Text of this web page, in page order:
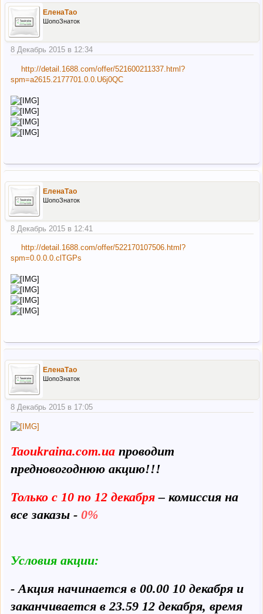
ЕленаТао
ШопоЗнаток
8 Декабрь 2015 в 12:34
http://detail.1688.com/offer/521600211337.html?
spm=a2615.2177701.0.0.U6j0QC
ЕленаТао
ШопоЗнаток
8 Декабрь 2015 в 12:41
http://detail.1688.com/offer/522170107506.html?
spm=0.0.0.0.clTGPs
ЕленаТао
ШопоЗнаток
8 Декабрь 2015 в 17:05
Taoukraina.com.ua проводит
предновогоднюю акцию!!!
Только с 10 по 12 декабря– комиссия на
все заказы - 0%
Условия акции:
- Акция начинается в 00.00 10 декабря и
заканчивается в 23.59 12 декабря, время